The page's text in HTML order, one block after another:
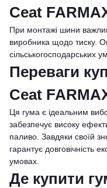
Ceat
При монтажі шини
виробника щодо тиску.
сільськогосподарських
Переваги
Ceat
Ця гума є ідеальним
забезпечує високу
паливо. Завдяки своїй
гарантує довговічність
умовах.
Де купити